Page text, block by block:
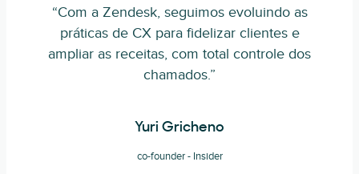
“Com a Zendesk, seguimos evoluindo as
práticas de CX para fidelizar clientes e
ampliar as receitas, com total controle dos
chamados.”
Yuri Gricheno
co-founder - Insider